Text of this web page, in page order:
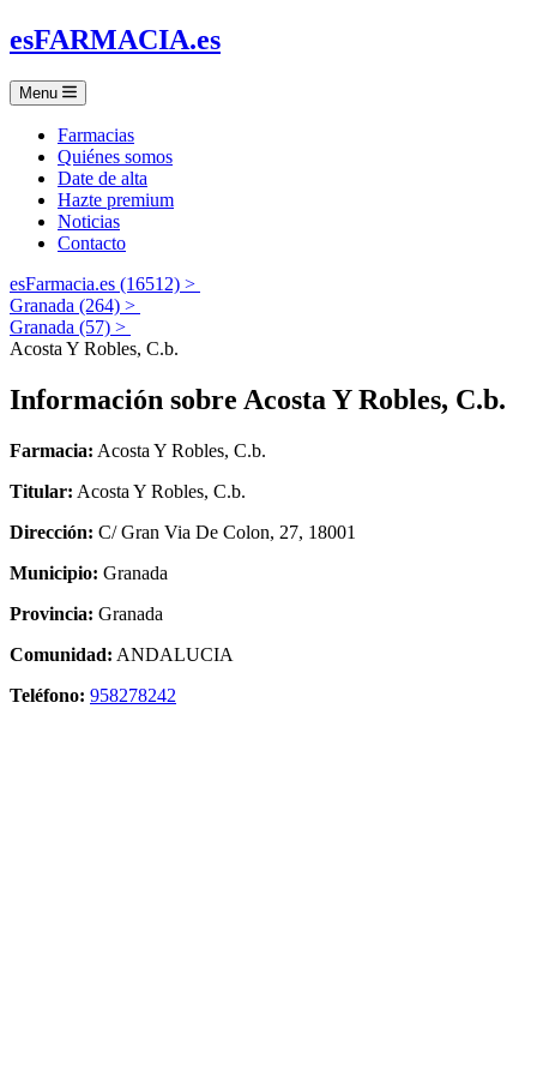
esFARMACIA.es
Menu
Farmacias
Quiénes somos
Date de alta
Hazte premium
Noticias
Contacto
esFarmacia.es (16512) >
Granada (264) >
Granada (57) >
Acosta Y Robles, C.b.
Información sobre Acosta Y Robles, C.b.
Farmacia: Acosta Y Robles, C.b.
Titular: Acosta Y Robles, C.b.
Dirección: C/ Gran Via De Colon, 27, 18001
Municipio: Granada
Provincia: Granada
Comunidad: ANDALUCIA
Teléfono: 958278242